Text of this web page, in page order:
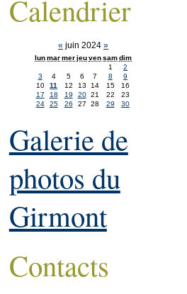
Calendrier
« juin 2024»
lunmarmerjeuvensamdim
1
2
3
4 5 6 7 8
9
10
11 12 13 14 15
16
17
18 19 20 21 22
23
24
25 26 27 28 29 30
Galerie de
photos du
Girmont
Contacts